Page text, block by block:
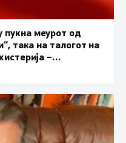
меурот од
така на талогот на
–